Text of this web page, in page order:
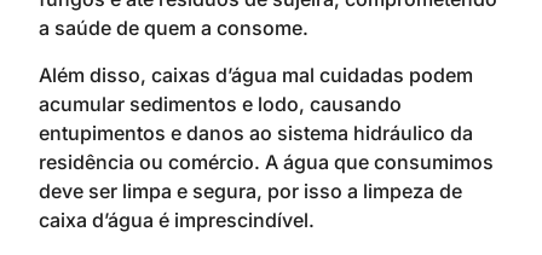
a saúde de quem a consome.
Além disso, caixas d’água mal cuidadas podem
acumular sedimentos e lodo, causando
entupimentos e danos ao sistema hidráulico da
residência ou comércio. A água que consumimos
deve ser limpa e segura, por isso a limpeza de
caixa d’água é imprescindível.